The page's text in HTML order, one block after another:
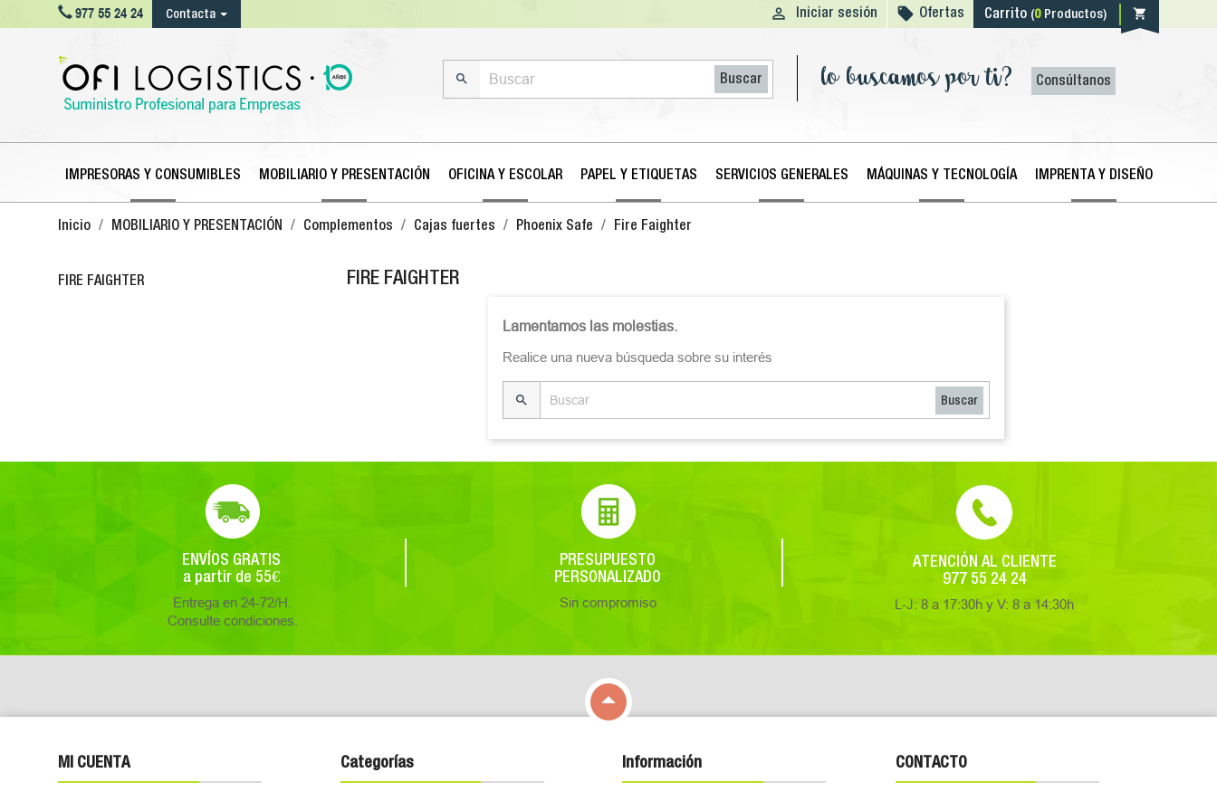
977 55 24 24 Contacta  Iniciar sesión  Ofertas Carrito (0Productos) shopping_cart
 Buscar lo buscamos por ti? Consúltanos
IMPRESORAS Y CONSUMIBLES MOBILIARIO Y PRESENTACIÓN OFICINA Y ESCOLAR PAPEL Y ETIQUETAS SERVICIOS GENERALES MÁQUINAS Y TECNOLOGÍA IMPRENTA Y DISEÑO
Inicio MOBILIARIO Y PRESENTACIÓN Complementos Cajas fuertes Phoenix Safe Fire Faighter
FIRE FAIGHTER FIRE FAIGHTER
Lamentamos las molestias.
Realice una nueva búsqueda sobre su interés
 Buscar
ENVÍOS GRATIS
a partir de 55€
Entrega en 24-72/H.
Consulte condiciones.
PRESUPUESTO
PERSONALIZADO
Sin compromiso
ATENCIÓN AL CLIENTE
977 55 24 24
L-J: 8 a 17:30h y V: 8 a 14:30h

MI CUENTA Categorías Información CONTACTO